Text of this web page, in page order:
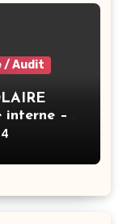
/ Audit
interne –